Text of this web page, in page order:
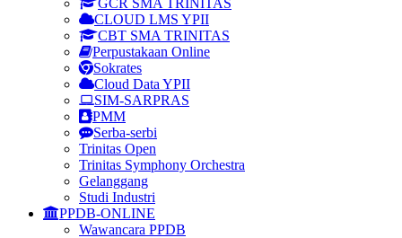
GCR SMA TRINITAS
CLOUD LMS YPII
CBT SMA TRINITAS
Perpustakaan Online
Sokrates
Cloud Data YPII
SIM-SARPRAS
PMM
Serba-serbi
Trinitas Open
Trinitas Symphony Orchestra
Gelanggang
Studi Industri
PPDB-ONLINE
Wawancara PPDB